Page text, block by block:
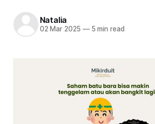
Natalia
02 Mar 2025 —5 min read